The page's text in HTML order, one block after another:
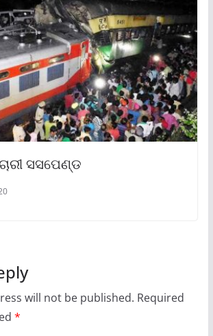
ସସପେଣ୍ଡ
will not be published. Required
*